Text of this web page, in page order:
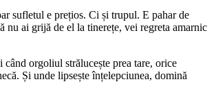
sufletul e prețios. Ci și trupul. E pahar de
nu ai grijă de el la tinerețe, vei regreta amarnic
când orgoliul strălucește prea tare, orice
Și unde lipsește înțelepciunea, domină